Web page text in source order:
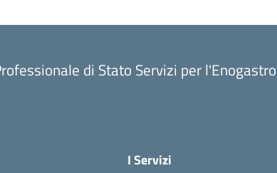
di Stato Servizi per
I Servizi